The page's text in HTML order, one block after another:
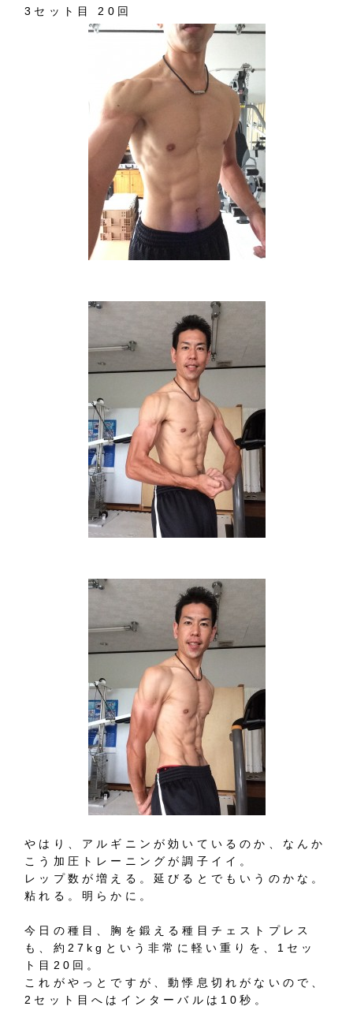
3セット目 20回
やはり、アルギニンが効いているのか、なんか
こう加圧トレーニングが調子イイ。
レップ数が増える。延びるとでもいうのかな。
粘れる。明らかに。
今日の種目、胸を鍛える種目チェストプレス
も、約27kgという非常に軽い重りを、1セッ
ト目20回。
これがやっとですが、動悸息切れがないので、
2セット目へはインターバルは10秒。